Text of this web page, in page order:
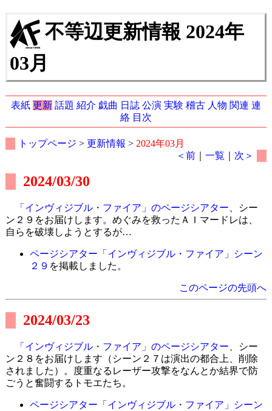
不等辺更新情報 2024年
03月
表紙 更新 話題 紹介 戯曲 日誌 公演 実験 稽古 人物 関連 連
絡 目次
トップページ > 更新情報 > 2024年03月
＜前 ｜一覧 次＞
2024/03/30
「インヴィジブル・ファイア」のページシアター 、シー
ン２９をお届けします。めぐみを救ったＡＩマードレは、
自らを破壊しようとするが…
ページシアター「インヴィジブル・ファイア」シーン
２９ を掲載しました。
このページの先頭へ
2024/03/23
「インヴィジブル・ファイア」のページシアター 、シー
ン２８をお届けします（シーン２７は演出の都合上、削除
されました）。度重なるレーザー攻撃をなんとか結界で防
ごうと奮闘するトモエたち。
ページシアター「インヴィジブル・ファイア」シーン